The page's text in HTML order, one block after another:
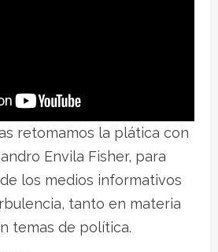
retomamos la plática con
Envila Fisher, para
los medios informativos
tanto en materia
temas de política.